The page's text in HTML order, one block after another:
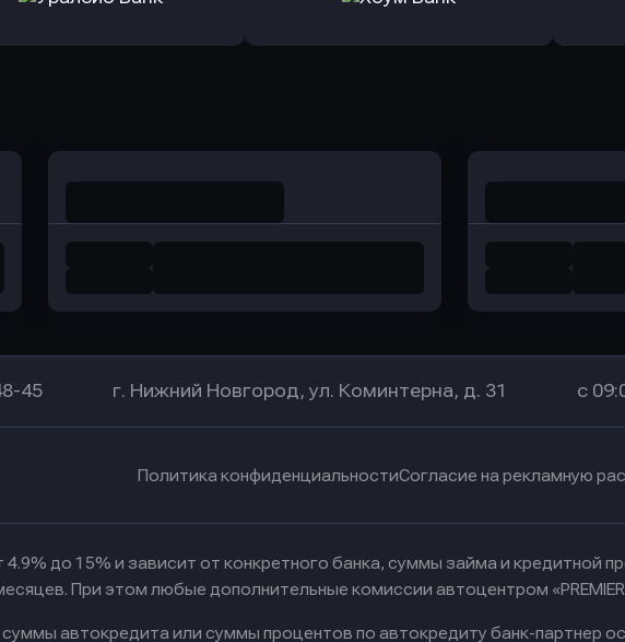
45 г. Нижний Новгород, ул. Коминтерна, д. 31 с
Политика конфиденциальностиСогласие на рекламную
4.9% до 15% и зависит от конкретного банка, суммы займа и кредитной
При этом любые дополнительные комиссии автоцентром
автокредита или суммы процентов по автокредиту банк-партнер